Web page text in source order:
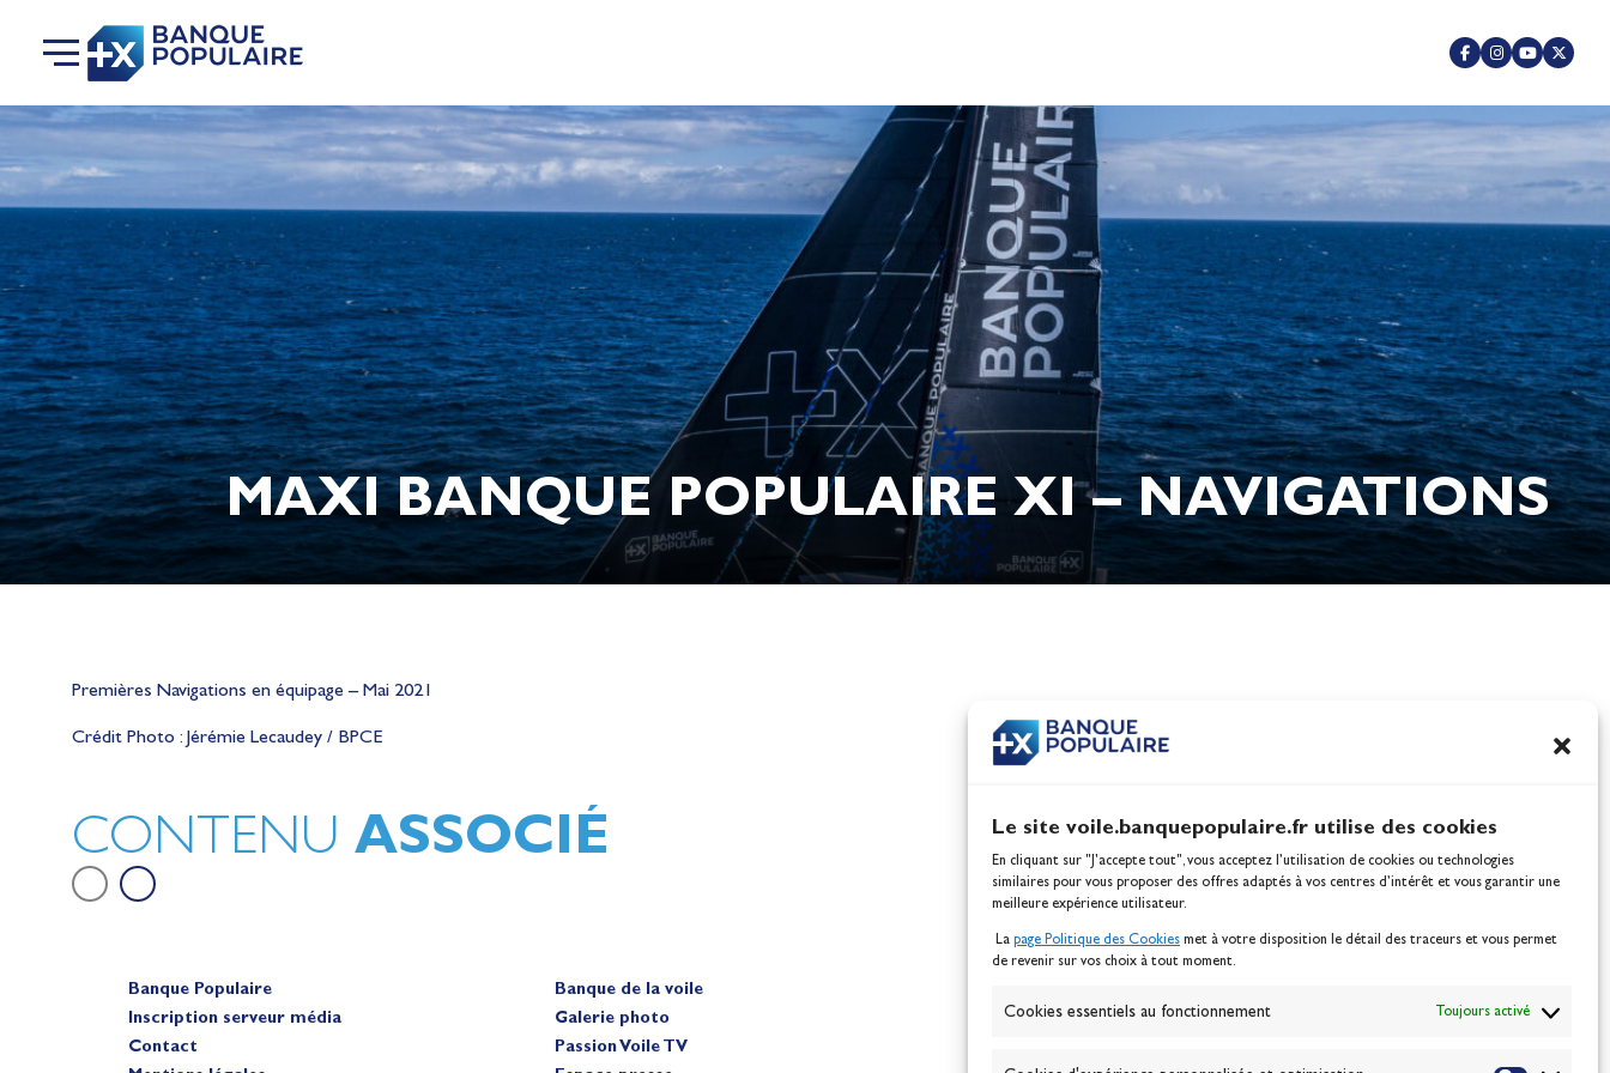
Le site voile.banquepopulaire.fr utilise des cookies
En cliquant sur "J'accepte tout", vous acceptez l’utilisation de cookies ou technologies
similaires pour vous proposer des offres adaptés à vos centres d’intérêt et vous garantir une
meilleure expérience utilisateur.
La page Politique des Cookies met à votre disposition le détail des traceurs et vous permet
de revenir sur vos choix à tout moment.
Cookies essentiels au fonctionnement Toujours activé
MAXI BANQUE POPULAIRE XI – NAVIGATIONS
Premières Navigations en équipage – Mai 2021
Crédit Photo : Jérémie Lecaudey / BPCE
CONTENU ASSOCIÉ
Lauriane Nolot en or à Long Beach,
sur le plan d'eau des Jeux Olympiques
Berthomieu, vice-championnes
100% Glisse - Écoles
Banque Populaire
Inscription serveur média
Contact
Banque de la voile
Galerie photo
Passion Voile TV
ABONNEZ-VOUS